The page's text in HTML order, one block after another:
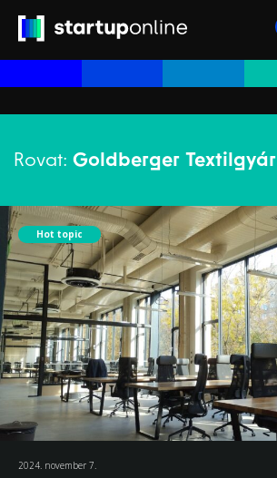
Rovat: Goldberger Textilgyár
Hot topic
2024. november 7.